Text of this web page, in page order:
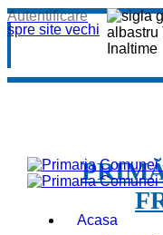
spre site vechi
Autentificare
Acasa